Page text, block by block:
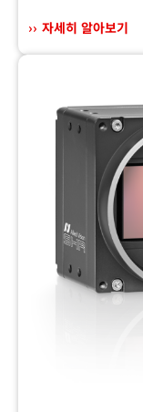
자세히 알아보기